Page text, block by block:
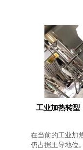
工业加热转型
在当前的工业加
仍占据主导地位